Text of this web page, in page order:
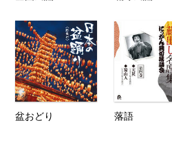
盆おどり 落語